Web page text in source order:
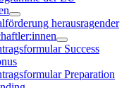
herausragender
Success
Preparation